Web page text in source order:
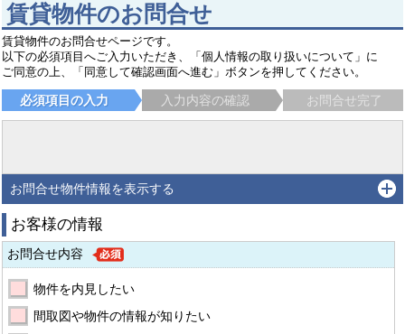
賃貸物件のお問合せ
賃貸物件のお問合せページです。
以下の必須項目へご入力いただき、「個人情報の取り扱いについて」に
ご同意の上、「同意して確認画面へ進む」ボタンを押してください。
必須項目の入力 入力内容の確認 お問合せ完了
お問合せ物件情報を表示する
お客様の情報
お問合せ内容
物件を内見したい
間取図や物件の情報が知りたい